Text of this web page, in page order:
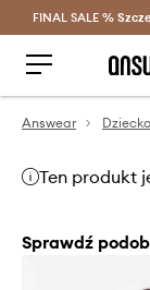
FINAL SALE %
Answear Dziecko
Ten produkt
Sprawdź